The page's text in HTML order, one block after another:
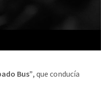
Bus”, que conducía